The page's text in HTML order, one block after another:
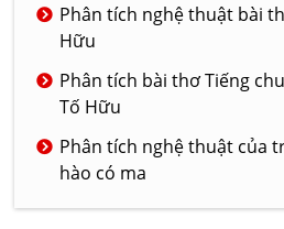
Phân tích nghệ thuật bài
Hữu
Phân tích bài thơ Tiếng
Tố Hữu
Phân tích nghệ thuật của
hào có ma